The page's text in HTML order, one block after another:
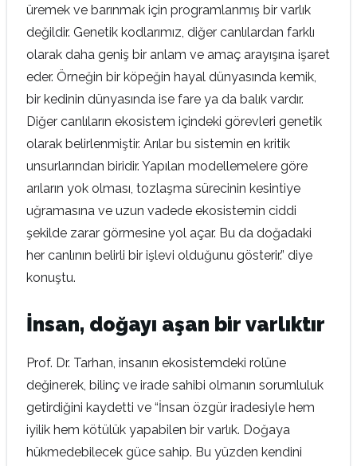
üremek ve barınmak için programlanmış bir varlık
değildir. Genetik kodlarımız, diğer canlılardan farklı
olarak daha geniş bir anlam ve amaç arayışına işaret
eder. Örneğin bir köpeğin hayal dünyasında kemik,
bir kedinin dünyasında ise fare ya da balık vardır.
Diğer canlıların ekosistem içindeki görevleri genetik
olarak belirlenmiştir. Arılar bu sistemin en kritik
unsurlarından biridir. Yapılan modellemelere göre
arıların yok olması, tozlaşma sürecinin kesintiye
uğramasına ve uzun vadede ekosistemin ciddi
şekilde zarar görmesine yol açar. Bu da doğadaki
her canlının belirli bir işlevi olduğunu gösterir.” diye
konuştu.
İnsan, doğayı aşan bir varlıktır
Prof. Dr. Tarhan, insanın ekosistemdeki rolüne
değinerek, bilinç ve irade sahibi olmanın sorumluluk
getirdiğini kaydetti ve “İnsan özgür iradesiyle hem
iyilik hem kötülük yapabilen bir varlık. Doğaya
hükmedebilecek güce sahip. Bu yüzden kendini